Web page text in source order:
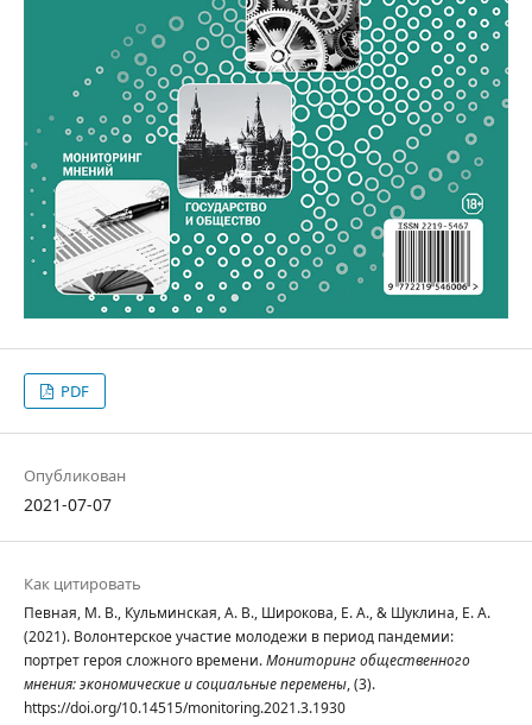
PDF
Опубликован
2021-07-07
Как цитировать
Певная, М. В., Кульминская, А. В., Широкова, Е. А., & Шуклина, Е. А.
(2021). Волонтерское участие молодежи в период пандемии:
портрет героя сложного времени.Мониторинг общественного
мнения: экономические и социальные перемены, (3).
https://doi.org/10.14515/monitoring.2021.3.1930